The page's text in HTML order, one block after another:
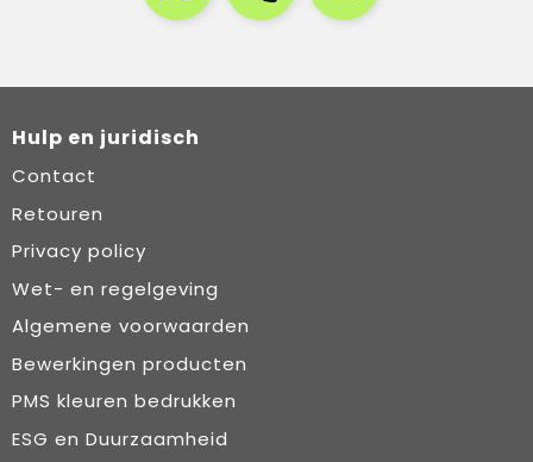
Hulp en juridisch
Contact
Retouren
Privacy policy
Wet- en regelgeving
Algemene voorwaarden
Bewerkingen producten
PMS kleuren bedrukken
ESG en Duurzaamheid